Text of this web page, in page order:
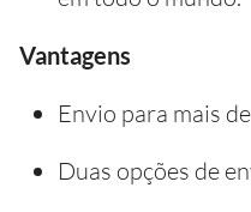
Vantagens
Envio para mais
Duas opções de